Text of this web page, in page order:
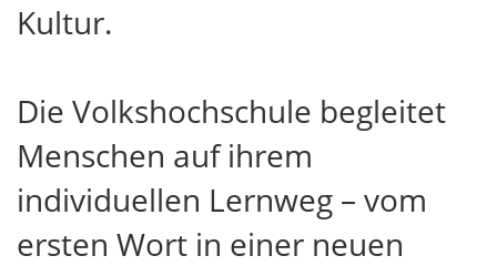
Kultur.
Die Volkshochschule begleitet
Menschen auf ihrem
individuellen Lernweg – vom
ersten Wort in einer neuen